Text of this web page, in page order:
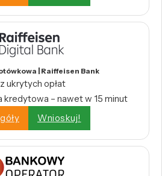
| Raiffeisen Bank
ukrytych opłat
kredytowa – nawet w 15 minut
Wnioskuj!